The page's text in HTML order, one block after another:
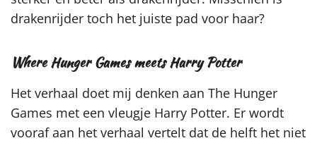
drakenrijder toch het juiste pad voor haar?
Where Hunger Games meets Harry Potter
Het verhaal doet mij denken aan The Hunger
Games met een vleugje Harry Potter. Er wordt
vooraf aan het verhaal vertelt dat de helft het niet